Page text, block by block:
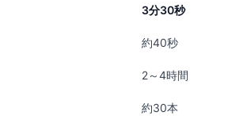
3分30秒
約40秒
2～4時間
約30本